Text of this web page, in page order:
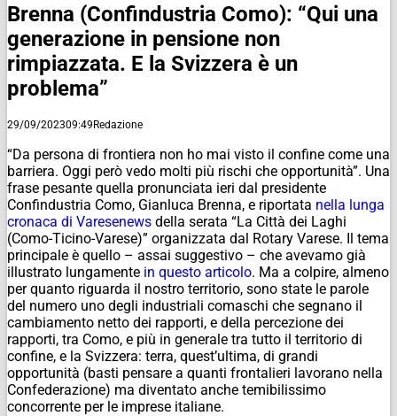
Brenna (Confindustria Como): “Qui una
generazione in pensione non
rimpiazzata. E la Svizzera è un
problema”
29/09/202309:49Redazione
“Da persona di frontiera non ho mai visto il confine come una
barriera. Oggi però vedo molti più rischi che opportunità”. Una
frase pesante quella pronunciata ieri dal presidente
Confindustria Como, Gianluca Brenna, e riportata nella lunga
cronaca di Varesenews della serata “La Città dei Laghi
(Como-Ticino-Varese)” organizzata dal Rotary Varese. Il tema
principale è quello – assai suggestivo – che avevamo già
illustrato lungamente in questo articolo. Ma a colpire, almeno
per quanto riguarda il nostro territorio, sono state le parole
del numero uno degli industriali comaschi che segnano il
cambiamento netto dei rapporti, e della percezione dei
rapporti, tra Como, e più in generale tra tutto il territorio di
confine, e la Svizzera: terra, quest’ultima, di grandi
opportunità (basti pensare a quanti frontalieri lavorano nella
Confederazione) ma diventato anche temibilissimo
concorrente per le imprese italiane.